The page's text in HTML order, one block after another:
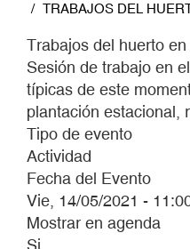
TRABAJOS DEL
Trabajos del huerto
Sesión de trabajo en
típicas de este
plantación estacional,
Tipo de evento
Actividad
Fecha del Evento
Vie, 14/05/2021 -
Mostrar en agenda
Si